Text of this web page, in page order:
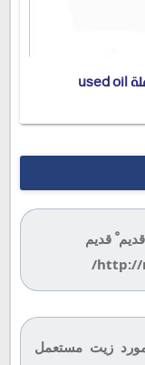
الربح من مشروع تجارة زيوت الطعام المستعملة used oil
قديم
http://
زيت مستعمل